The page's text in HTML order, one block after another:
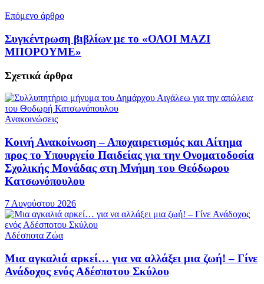
Επόμενο άρθρο
Συγκέντρωση βιβλίων με το «ΟΛΟΙ ΜΑΖΙ
ΜΠΟΡΟΥΜΕ»
Σχετικά άρθρα
Ανακοινώσεις
Κοινή Ανακοίνωση – Αποχαιρετισμός και Αίτημα
προς το Υπουργείο Παιδείας για την Ονοματοδοσία
Σχολικής Μονάδας στη Μνήμη του Θεόδωρου
Κατσωνόπουλου
7 Αυγούστου 2026
Αδέσποτα Ζώα
Μια αγκαλιά αρκεί… για να αλλάξει μια ζωή! – Γίνε
Ανάδοχος ενός Αδέσποτου Σκύλου